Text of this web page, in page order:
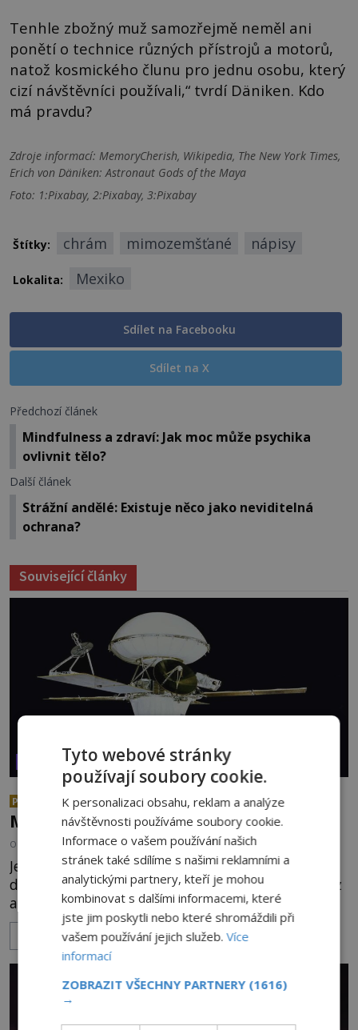
Tenhle zbožný muž samozřejmě neměl ani
ponětí o technice různých přístrojů a motorů,
natož kosmického člunu pro jednu osobu, který
cizí návštěvníci používali,“ tvrdí Däniken. Kdo
má pravdu?
Zdroje informací: MemoryCherish, Wikipedia, The New York Times,
Erich von Däniken: Astronaut Gods of the Maya
Foto: 1:Pixabay, 2:Pixabay, 3:Pixabay
Štítky: chrám mimozemšťané nápisy
Lokalita: Mexiko
Sdílet na Facebooku
Sdílet na X
Předchozí článek
Mindfulness a zdraví: Jak moc může psychika
ovlivnit tělo?
Další článek
Strážní andělé: Existuje něco jako neviditelná
ochrana?
Související články
VESMÍR A TECHNOLOGIE
PREMIUM
Co zachycují tajemné snímky
Marsu? Je na něm přeci jen voda?
OD ADRIANA VOJTÍŠKOVÁ 7.8.2026 494
Je to přelomový okamžik. V roce 1976 poprvé
dosednou na povrch Marsu dvě pozemské sondy z
amerického vesmírného programu Viking, které
jsou schopny pořídit fotografie záhadami
opředené rudé planety. Viking 1 zde zaznamená
něco naprosto nečekaného. V marsovské oblasti
zvané Cydonie totiž zachytí podivný útvar
připomínající lidskou tvář. NASA (Národní úřad
ZOBRAZIT VÍCE
Tyto webové stránky
používají soubory cookie.
K personalizaci obsahu, reklam a analýze
návštěvnosti používáme soubory cookie.
Informace o vašem používání našich
stránek také sdílíme s našimi reklamními a
analytickými partnery, kteří je mohou
kombinovat s dalšími informacemi, které
jste jim poskytli nebo které shromáždili při
vašem používání jejich služeb.Více
informací
ZOBRAZIT VŠECHNY PARTNERY (1616)
→